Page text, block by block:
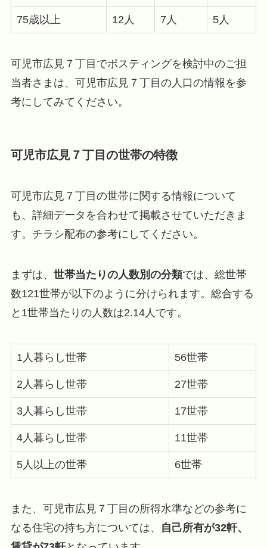
75歳以上 12人 7人 5人
可児市広見７丁目でポスティングを検討中のご担
当者さまは、可児市広見７丁目の人口の情報を参
考にしてみてください。
可児市広見７丁目の世帯の特徴
可児市広見７丁目の世帯に関する情報について
も、詳細データを合わせて掲載させていただきま
す。チラシ配布の参考にしてください。
まずは、 世帯当たりの人数別の分類では、総世帯
数121世帯が以下のように分けられます。総合する
と1世帯当たりの人数は2.14人です。
1人暮らし世帯 56世帯
2人暮らし世帯 27世帯
3人暮らし世帯 17世帯
4人暮らし世帯 11世帯
5人以上の世帯 6世帯
また、可児市広見７丁目の所得水準などの参考に
なる住宅の持ち方については、
自己所有が32軒、